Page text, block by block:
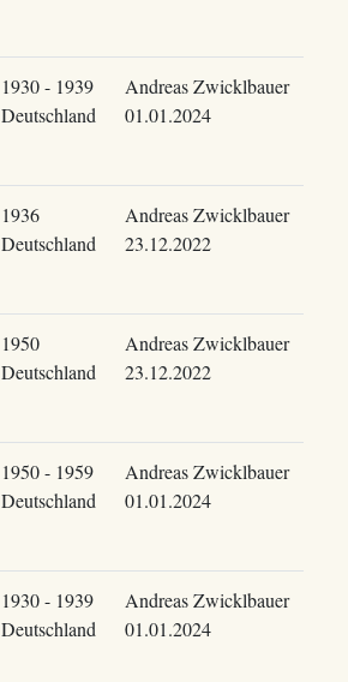
1930 - 1939
Deutschland
Andreas Zwicklbauer
01.01.2024
1936
Deutschland
Andreas Zwicklbauer
23.12.2022
1950
Deutschland
Andreas Zwicklbauer
23.12.2022
1950 - 1959
Deutschland
Andreas Zwicklbauer
01.01.2024
1930 - 1939
Deutschland
Andreas Zwicklbauer
01.01.2024